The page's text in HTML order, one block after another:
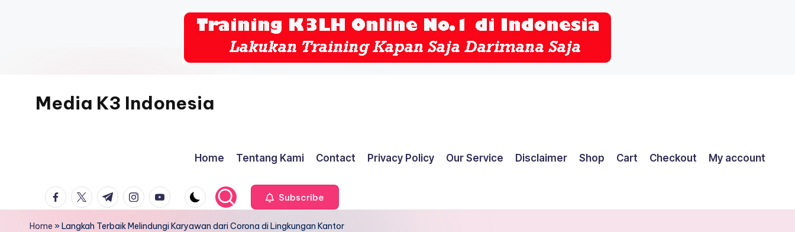
Media K3 Indonesia
K3LH
Home Tentang Kami Contact Privacy Policy Our Service Disclaimer Shop Cart Checkout My account
facebook.com
twitter.com
t.me instagram.com
youtube.com Subscribe
Home »Langkah Terbaik Melindungi Karyawan dari Corona di Lingkungan Kantor